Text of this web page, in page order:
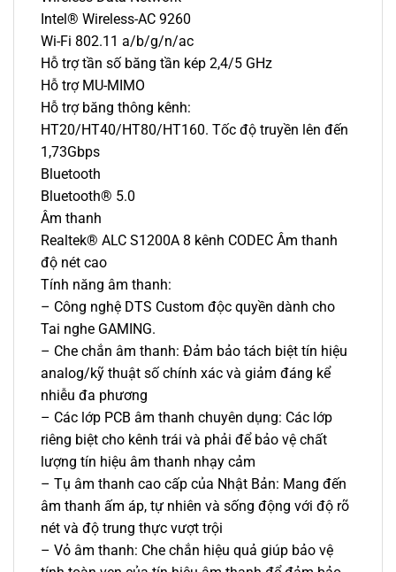
Intel® Wireless-AC 9260
Wi-Fi 802.11 a/b/g/n/ac
Hỗ trợ tần số băng tần kép 2,4/5 GHz
Hỗ trợ MU-MIMO
Hỗ trợ băng thông kênh:
HT20/HT40/HT80/HT160. Tốc độ truyền lên đến
1,73Gbps
Bluetooth
Bluetooth® 5.0
Âm thanh
Realtek® ALC S1200A 8 kênh CODEC Âm thanh
độ nét cao
Tính năng âm thanh:
– Công nghệ DTS Custom độc quyền dành cho
Tai nghe GAMING.
– Che chắn âm thanh: Đảm bảo tách biệt tín hiệu
analog/kỹ thuật số chính xác và giảm đáng kể
nhiễu đa phương
– Các lớp PCB âm thanh chuyên dụng: Các lớp
riêng biệt cho kênh trái và phải để bảo vệ chất
lượng tín hiệu âm thanh nhạy cảm
– Tụ âm thanh cao cấp của Nhật Bản: Mang đến
âm thanh ấm áp, tự nhiên và sống động với độ rõ
nét và độ trung thực vượt trội
– Vỏ âm thanh: Che chắn hiệu quả giúp bảo vệ